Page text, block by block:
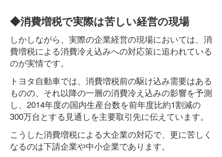
◆消費増税で実際は苦しい経営の現場
しかしながら、実際の企業経営の現場においては、消
費増税による消費冷え込みへの対応策に追われている
のが実情です。
トヨタ自動車では、消費増税前の駆け込み需要はある
ものの、それ以降の一層の消費冷え込みの影響を予測
し、2014年度の国内生産台数を前年度比約1割減の
300万台とする見通しを主要取引先に伝えています。
こうした消費増税による大企業の対応で、更に苦しく
なるのは下請企業や中小企業であります。